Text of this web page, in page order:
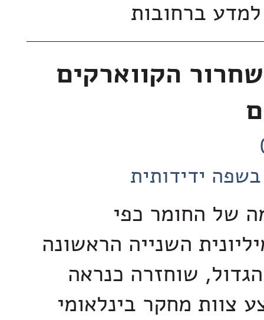
למדע ברחובות
הקווארקים
ידידותית
של החומר כפי
השנייה הראשונה
שוחזרה כנראה
צוות מחקר בינלאומי